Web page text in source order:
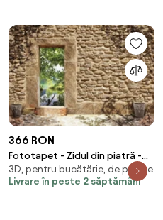
366 RON
Fototapet - Zidul din piatră -
întare spre pescărie (254x184
cm)
3D, pentru bucătărie, de perete
Livrare în peste 2 săptămâni